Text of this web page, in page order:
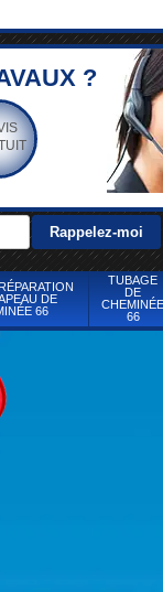
?
DE
66
TUBAGE
DE
CHEMINÉE
66